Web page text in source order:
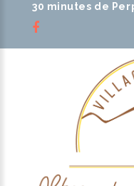
30 minutes de